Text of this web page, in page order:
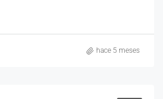
hace 5 meses